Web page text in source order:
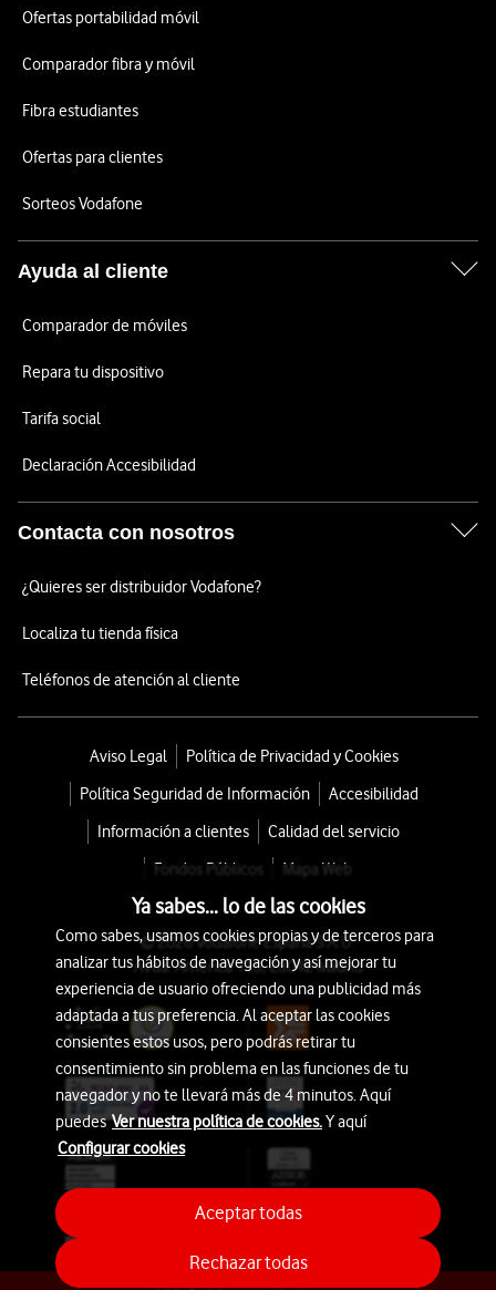
Ofertas portabilidad móvil
Comparador fibra y móvil
Fibra estudiantes
Ofertas para clientes
Sorteos Vodafone
Ayuda al cliente
Comparador de móviles
Repara tu dispositivo
Tarifa social
Declaración Accesibilidad
Contacta con nosotros
¿Quieres ser distribuidor Vodafone?
Localiza tu tienda física
Teléfonos de atención al cliente
Aviso Legal
Política de Privacidad y Cookies
Política Seguridad de Información
Accesibilidad
Información a clientes
Calidad del servicio
Fondos Públicos
Mapa Web
© 2026 Vodafone España S.A.U.
Avda. América 115, 28042 Madrid
Ya sabes... lo de las cookies
Como sabes, usamos cookies propias y de terceros para
analizar tus hábitos de navegación y así mejorar tu
experiencia de usuario ofreciendo una publicidad más
adaptada a tus preferencia. Al aceptar las cookies
consientes estos usos, pero podrás retirar tu
consentimiento sin problema en las funciones de tu
navegador y no te llevará más de 4 minutos. Aquí
puedesVer nuestra política de cookies.Y aquí
Configurar cookies
Rechazar todas
Aceptar todas